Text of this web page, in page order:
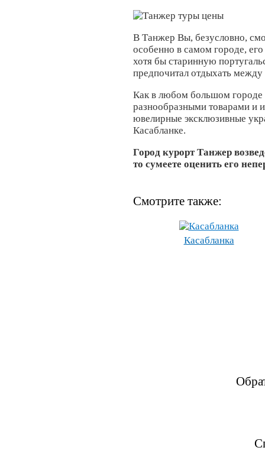
В Танжер Вы, безусловно,
особенно в самом городе,
хотя бы старинную
предпочитал отдыхать
Как в любом большом городе
разнообразными товарами и
ювелирные эксклюзивные
Касабланке.
Город курорт Танжер
то сумеете оценить его
Смотрите также:
Касабланка